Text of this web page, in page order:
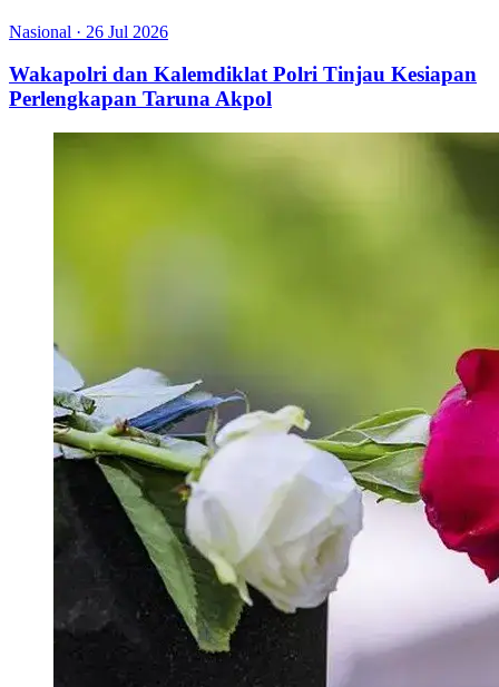
Nasional · 26 Jul 2026
Wakapolri dan Kalemdiklat Polri Tinjau Kesiapan
Perlengkapan Taruna Akpol